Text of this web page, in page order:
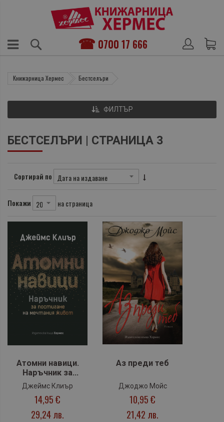
0700 17 666
Книжарница Хермес Бестселъри
БЕСТСЕЛЪРИ | СТРАНИЦА 3
Сортирай по
Покажи на страница
Атомни навици.
Наръчник за
постигане на
мечтания живот
(твърда
подвързия)
Джеймс Клиър
14,95 €
29,24 лв.
Аз преди теб
Джоджо Мойс
10,95 €
21,42 лв.
ФИЛТЪР